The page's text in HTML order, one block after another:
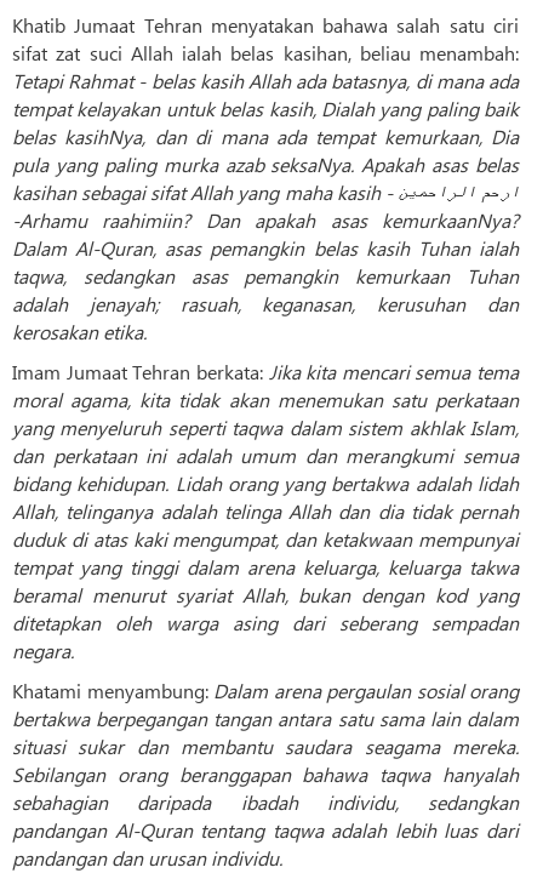
Khatib Jumaat Tehran menyatakan bahawa salah satu ciri
sifat zat suci Allah ialah belas kasihan, beliau menambah:
Tetapi Rahmat - belas kasih Allah ada batasnya, di mana ada
tempat kelayakan untuk belas kasih, Dialah yang paling baik
belas kasihNya, dan di mana ada tempat kemurkaan, Dia
pula yang paling murka azab seksaNya. Apakah asas belas
kasihan sebagai sifat Allah yang maha kasih - ارحم الراحمین
-Arhamu raahimiin? Dan apakah asas kemurkaanNya?
Dalam Al-Quran, asas pemangkin belas kasih Tuhan ialah
taqwa, sedangkan asas pemangkin kemurkaan Tuhan
adalah jenayah; rasuah, keganasan, kerusuhan dan
kerosakan etika.
Imam Jumaat Tehran berkata: Jika kita mencari semua tema
moral agama, kita tidak akan menemukan satu perkataan
yang menyeluruh seperti taqwa dalam sistem akhlak Islam,
dan perkataan ini adalah umum dan merangkumi semua
bidang kehidupan. Lidah orang yang bertakwa adalah lidah
Allah, telinganya adalah telinga Allah dan dia tidak pernah
duduk di atas kaki mengumpat, dan ketakwaan mempunyai
tempat yang tinggi dalam arena keluarga, keluarga takwa
beramal menurut syariat Allah, bukan dengan kod yang
ditetapkan oleh warga asing dari seberang sempadan
negara.
Khatami menyambung: Dalam arena pergaulan sosial orang
bertakwa berpegangan tangan antara satu sama lain dalam
situasi sukar dan membantu saudara seagama mereka.
Sebilangan orang beranggapan bahawa taqwa hanyalah
sebahagian daripada ibadah individu, sedangkan
pandangan Al-Quran tentang taqwa adalah lebih luas dari
pandangan dan urusan individu.